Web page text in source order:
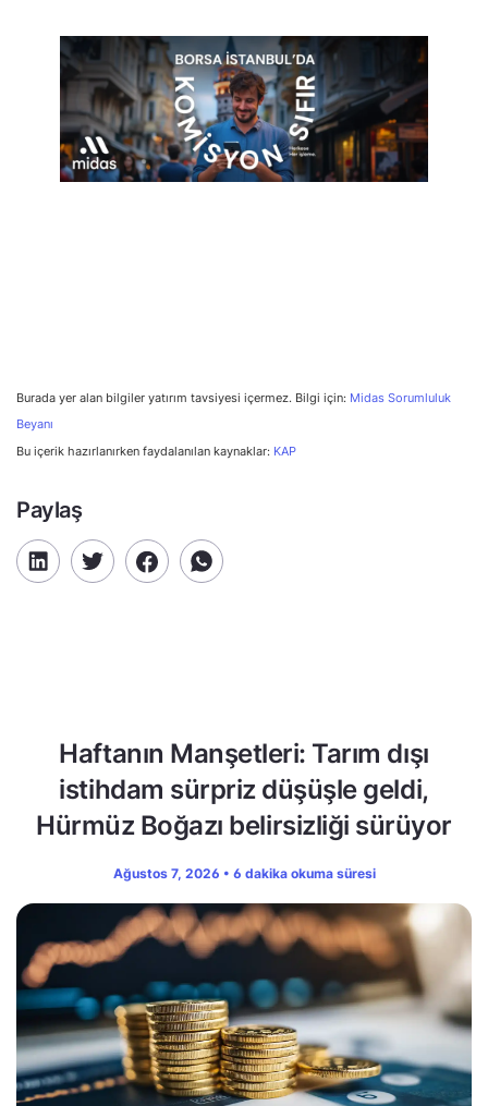
Burada yer alan bilgiler yatırım tavsiyesi içermez. Bilgi için: Midas Sorumluluk
Beyanı
Bu içerik hazırlanırken faydalanılan kaynaklar: KAP
Paylaş
Haftanın Manşetleri: Tarım dışı
istihdam sürpriz düşüşle geldi,
Hürmüz Boğazı belirsizliği sürüyor
Ağustos 7, 2026 • 6 dakika okuma süresi